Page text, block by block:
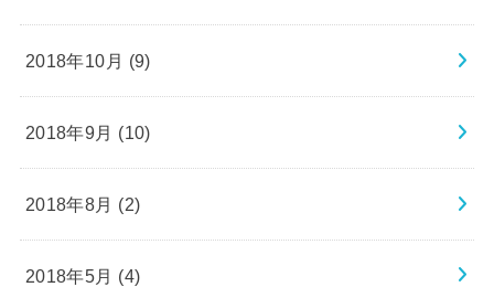
2018年10月 (9)
2018年9月 (10)
2018年8月 (2)
2018年5月 (4)